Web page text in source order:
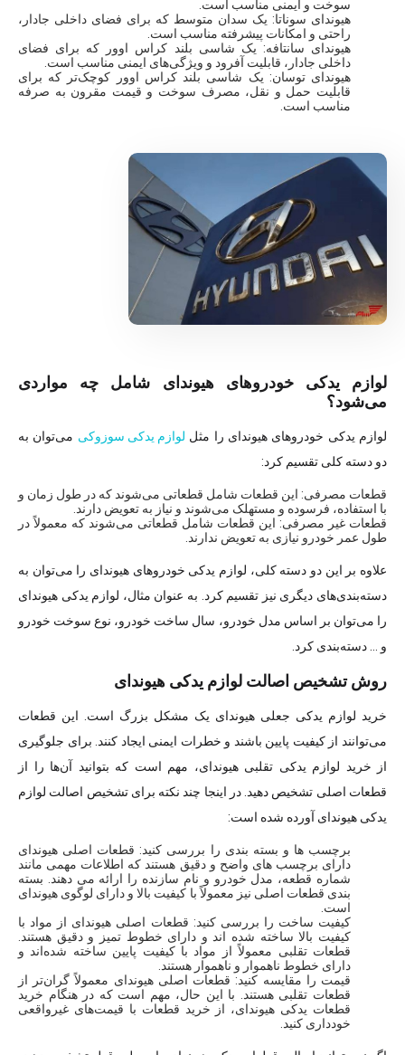
سوخت و ایمنی مناسب است.
هیوندای سوناتا: یک سدان متوسط که برای فضای داخلی جادار،
راحتی و امکانات پیشرفته مناسب است.
هیوندای سانتافه: یک شاسی بلند کراس اوور که برای فضای
داخلی جادار، قابلیت آفرود و ویژگی‌های ایمنی مناسب است.
هیوندای توسان: یک شاسی بلند کراس اوور کوچک‌تر که برای
قابلیت حمل و نقل، مصرف سوخت و قیمت مقرون به صرفه
مناسب است.
لوازم یدکی خودروهای هیوندای شامل چه مواردی
می‌شود؟
لوازم یدکی خودروهای هیوندای را مثل لوازم یدکی سوزوکی می‌توان به
دو دسته کلی تقسیم کرد:
قطعات مصرفی: این قطعات شامل قطعاتی می‌شوند که در طول زمان و
با استفاده، فرسوده و مستهلک می‌شوند و نیاز به تعویض دارند.
قطعات غیر مصرفی: این قطعات شامل قطعاتی می‌شوند که معمولاً در
طول عمر خودرو نیازی به تعویض ندارند.
علاوه بر این دو دسته کلی، لوازم یدکی خودروهای هیوندای را می‌توان به
دسته‌بندی‌های دیگری نیز تقسیم کرد. به عنوان مثال، لوازم یدکی هیوندای
را می‌توان بر اساس مدل خودرو، سال ساخت خودرو، نوع سوخت خودرو
و … دسته‌بندی کرد.
روش تشخیص اصالت لوازم یدکی هیوندای
خرید لوازم یدکی جعلی هیوندای یک مشکل بزرگ است. این قطعات
می‌توانند از کیفیت پایین باشند و خطرات ایمنی ایجاد کنند. برای جلوگیری
از خرید لوازم یدکی تقلبی هیوندای، مهم است که بتوانید آن‌ها را از
قطعات اصلی تشخیص دهید. در اینجا چند نکته برای تشخیص اصالت لوازم
یدکی هیوندای آورده شده است:
برچسب ها و بسته بندی را بررسی کنید: قطعات اصلی هیوندای
دارای برچسب های واضح و دقیق هستند که اطلاعات مهمی مانند
شماره قطعه، مدل خودرو و نام سازنده را ارائه می دهند. بسته
بندی قطعات اصلی نیز معمولاً با کیفیت بالا و دارای لوگوی هیوندای
است.
کیفیت ساخت را بررسی کنید: قطعات اصلی هیوندای از مواد با
کیفیت بالا ساخته شده اند و دارای خطوط تمیز و دقیق هستند.
قطعات تقلبی معمولاً از مواد با کیفیت پایین ساخته شده‌اند و
دارای خطوط ناهموار و ناهموار هستند.
قیمت را مقایسه کنید: قطعات اصلی هیوندای معمولاً گران‌تر از
قطعات تقلبی هستند. با این حال، مهم است که در هنگام خرید
قطعات یدکی هیوندای، از خرید قطعات با قیمت‌های غیرواقعی
خودداری کنید.